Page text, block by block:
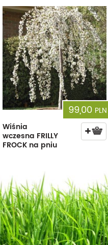
99,00 PLN
Wiśnia
wczesna FRILLY
FROCK na pniu